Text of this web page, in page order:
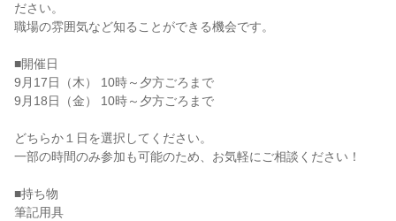
ださい。
職場の雰囲気など知ることができる機会です。
■開催日
9月17日（木） 10時～夕方ごろまで
9月18日（金） 10時～夕方ごろまで
どちらか１日を選択してください。
一部の時間のみ参加も可能のため、お気軽にご相談ください！
■持ち物
筆記用具